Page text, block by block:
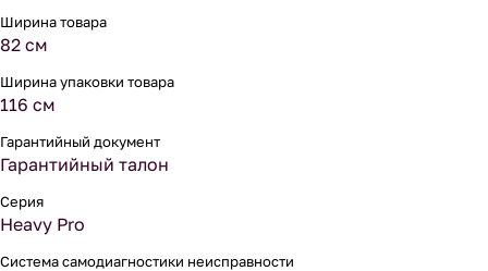
Ширина товара
82 см
Ширина упаковки товара
116 см
Гарантийный документ
Гарантийный талон
Серия
Heavy Pro
Система самодиагностики неисправности